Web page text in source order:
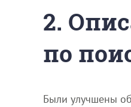
2.
по
Были улучшены